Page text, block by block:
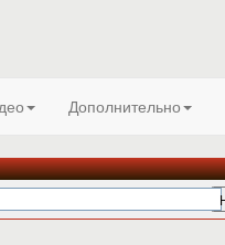
Дополнительно